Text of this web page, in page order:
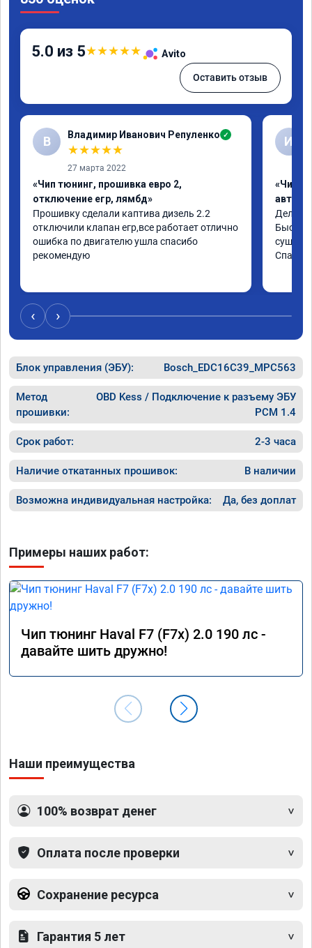
5.0 из 5★★★★★ Avito
Оставить отзыв
В Владимир Иванович Репуленко ✓
★★★★★
27 марта 2022
«Чип тюнинг, прошивка евро 2,
отключение егр, лямбд»
Прошивку сделали каптива дизель 2.2
отключили клапан егр,все работает отлично
ошибка по двигателю ушла спасибо
рекомендую
И
«Чип
Делали
‹ ›
Блок управления (ЭБУ): Bosch_EDC16C39_MPC563
Метод
прошивки:
OBD Kess / Подключение к разъему ЭБУ
PCM 1.4
Срок работ: 2-3 часа
Наличие откатанных прошивок: В наличии
Возможна индивидуальная настройка: Да, без доплат
Примеры наших работ:
Чип тюнинг Haval F7 (F7x) 2.0 190 лс -
давайте шить дружно!
Наши преимущества
100% возврат денег
Оплата после проверки
Сохранение ресурса
Гарантия 5 лет